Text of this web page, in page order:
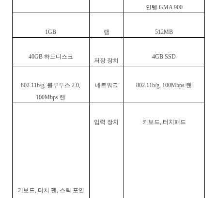
인텔 GMA 900
1GB 램 512MB
40GB 하드디스크
저장 장치
4GB SSD
802.11b/g, 블루투스 2.0,
100Mbps 랜
네트워크 802.11b/g, 100Mbps 랜
키보드 터치 펜 스틱 포인
입력 장치 키보드 터치패드